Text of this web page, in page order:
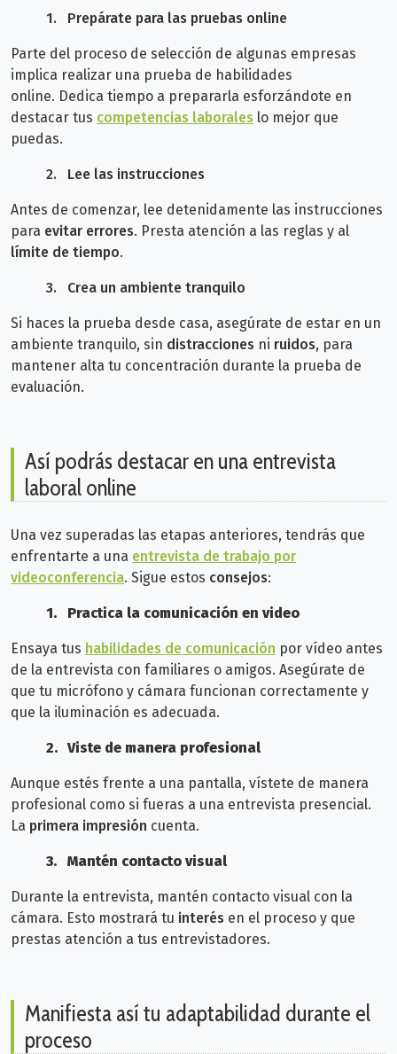
1. Prepárate para las pruebas online
Parte del proceso de selección de algunas empresas
implica realizar una prueba de habilidades
online. Dedica tiempo a prepararla esforzándote en
destacar tus competencias laborales lo mejor que
puedas.
2. Lee las instrucciones
Antes de comenzar, lee detenidamente las instrucciones
para evitar errores. Presta atención a las reglas y al
límite de tiempo.
3. Crea un ambiente tranquilo
Si haces la prueba desde casa, asegúrate de estar en un
ambiente tranquilo, sin distracciones ni ruidos, para
mantener alta tu concentración durante la prueba de
evaluación.
Así podrás destacar en una entrevista
laboral online
Una vez superadas las etapas anteriores, tendrás que
enfrentarte a una entrevista de trabajo por
videoconferencia. Sigue estos consejos:
1. Practica la comunicación en video
Ensaya tus habilidades de comunicación por vídeo antes
de la entrevista con familiares o amigos. Asegúrate de
que tu micrófono y cámara funcionan correctamente y
que la iluminación es adecuada.
2. Viste de manera profesional
Aunque estés frente a una pantalla, vístete de manera
profesional como si fueras a una entrevista presencial.
La primera impresión cuenta.
3. Mantén contacto visual
Durante la entrevista, mantén contacto visual con la
cámara. Esto mostrará tu interés en el proceso y que
prestas atención a tus entrevistadores.
Manifiesta así tu adaptabilidad durante el
proceso